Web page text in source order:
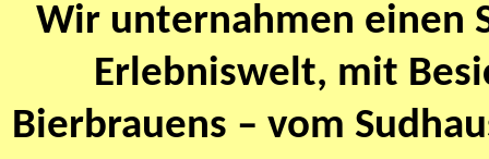
Wir unternahmen einen
Erlebniswelt, mit
Bierbrauens – vom